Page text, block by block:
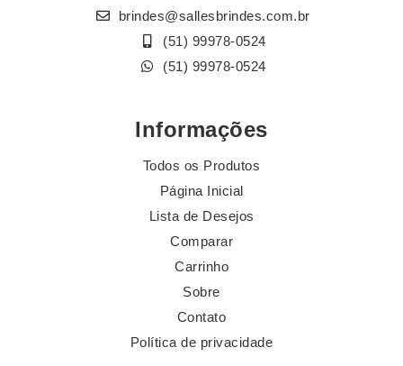
brindes@sallesbrindes.com.br
(51) 99978-0524
(51) 99978-0524
Informações
Todos os Produtos
Página Inicial
Lista de Desejos
Comparar
Carrinho
Sobre
Contato
Política de privacidade